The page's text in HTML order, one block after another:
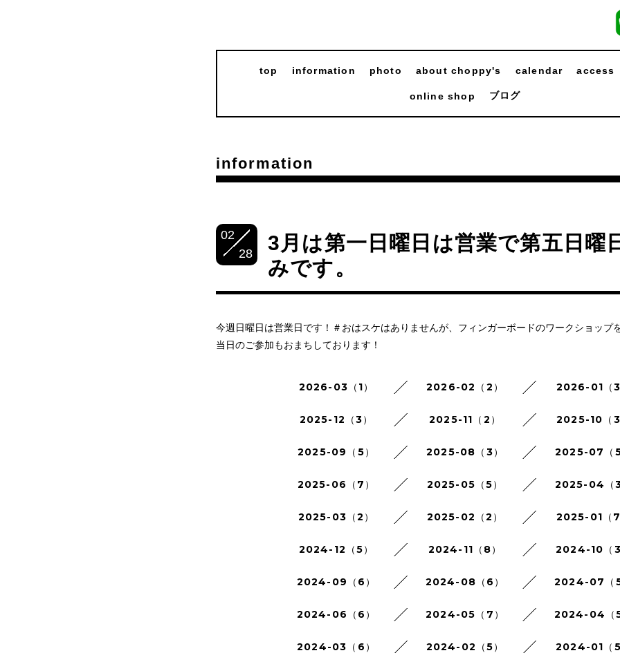
top information photo about choppy's calendar access
online shop ブログ
information
02
28
3月は第一日曜日は営業で第五日曜
みです。
今週日曜日は営業日です！＃おはスケはありませんが、フィンガーボードのワークショップ
当日のご参加もおまちしております！
2026-03（1） 2026-02（2） 2026-01（3
2025-12（3） 2025-11（2） 2025-10（3
2025-09（5） 2025-08（3） 2025-07（5
2025-06（7） 2025-05（5） 2025-04（3
2025-03（2） 2025-02（2） 2025-01（7
2024-12（5） 2024-11（8） 2024-10（3
2024-09（6） 2024-08（6） 2024-07（5
2024-06（6） 2024-05（7） 2024-04（5
2024-03（6） 2024-02（5） 2024-01（5